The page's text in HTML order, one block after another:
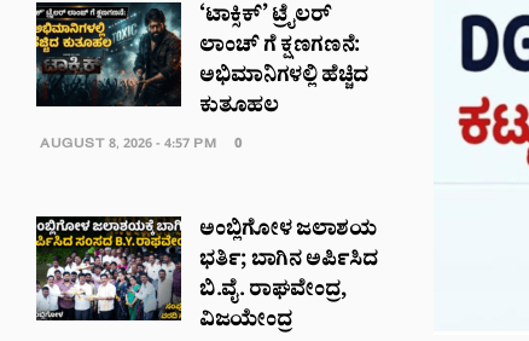
‘ಟಾಕ್ಸಿಕ್’ ಟ್ರೈಲರ್‌
ಲಾಂಚ್ ಗೆ ಕ್ಷಣಗಣನೆ:
ಅಭಿಮಾನಿಗಳಲ್ಲಿ ಹೆಚ್ಚಿದ
ಕುತೂಹಲ
AUGUST 8, 2026 - 4:57 PM 0
ಅಂಬ್ಲಿಗೋಳ ಜಲಾಶಯ
ಭರ್ತಿ; ಬಾಗಿನ ಅರ್ಪಿಸಿದ
ಬಿ.ವೈ. ರಾಘವೇಂದ್ರ,
ವಿಜಯೇಂದ್ರ